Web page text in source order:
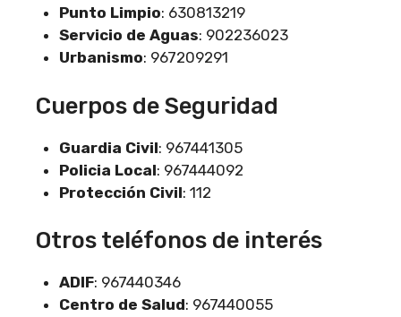
Punto Limpio: 630813219
Servicio de Aguas: 902236023
Urbanismo: 967209291
Cuerpos de Seguridad
Guardia Civil: 967441305
Policia Local: 967444092
Protección Civil: 112
Otros teléfonos de interés
ADIF: 967440346
Centro de Salud: 967440055